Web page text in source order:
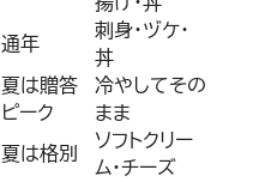
通年
刺身・ヅケ・
丼
夏は贈答
ピーク
冷やしてその
まま
夏は格別
ソフトクリー
ム・チーズ